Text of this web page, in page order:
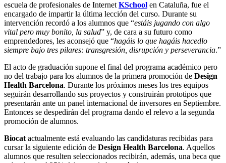
escuela de profesionales de InternetKSchool en Cataluña, fue el
encargado de impartir la última lección del curso. Durante su
intervención recordó a los alumnos que “estáis jugando con algo
vital pero muy bonito, la salud” y, de cara a su futuro como
emprendedores, les aconsejó que “hagáis lo que hagáis hacedlo
siempre bajo tres pilares: transgresión, disrupción y perseverancia.”
El acto de graduación supone el final del programa académico pero
no del trabajo para los alumnos de la primera promoción de Design
Health Barcelona. Durante los próximos meses los tres equipos
seguirán desarrollando sus proyectos y construirán prototipos que
presentarán ante un panel internacional de inversores en Septiembre.
Entonces se despedirán del programa dando el relevo a la segunda
promoción de alumnos.
Biocatactualmente está evaluando las candidaturas recibidas para
cursar la siguiente edición de Design Health Barcelona. Aquellos
alumnos que resulten seleccionados recibirán, además, una beca que